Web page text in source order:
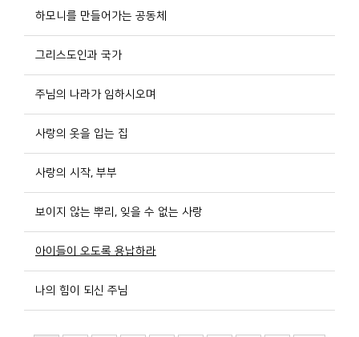
하모니를 만들어가는 공동체
그리스도인과 국가
주님의 나라가 임하시오며
사랑의 옷을 입는 집
사랑의 시작, 부부
보이지 않는 뿌리, 잊을 수 없는 사랑
아이들이 오도록 용납하라
나의 힘이 되신 주님